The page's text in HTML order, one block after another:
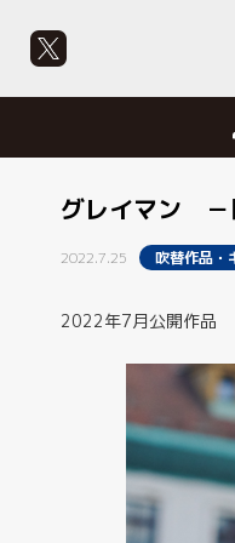
グレイマン －
2022.7.25 吹替作品・
2022年7月公開作品